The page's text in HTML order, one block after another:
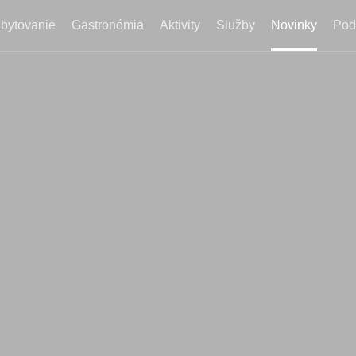
Gastronómia Aktivity Služby Novinky